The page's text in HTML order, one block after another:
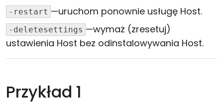
-restart —uruchom ponownie usługę Host.
-deletesettings —wymaż (zresetuj)
ustawienia Host bez odinstalowywania Host.
Przykład 1